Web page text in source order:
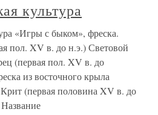
культура
«Игры с быком», фреска.
пол. XV в. до н.э.) Световой
(первая пол. XV в. до
из восточного крыла
(первая половина XV в. до